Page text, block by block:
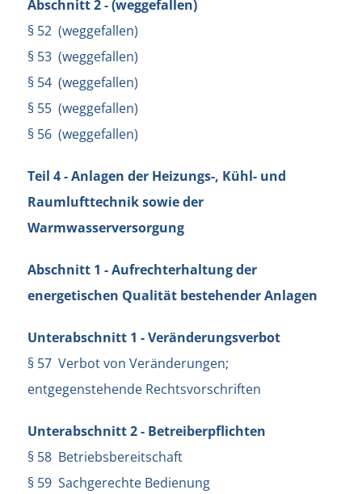
Abschnitt 2 - (weggefallen)
§ 52 (weggefallen)
§ 53 (weggefallen)
§ 54 (weggefallen)
§ 55 (weggefallen)
§ 56 (weggefallen)
Teil 4 - Anlagen der Heizungs-, Kühl- und
Raumlufttechnik sowie der
Warmwasserversorgung
Abschnitt 1 - Aufrechterhaltung der
energetischen Qualität bestehender Anlagen
Unterabschnitt 1 - Veränderungsverbot
§ 57 Verbot von Veränderungen;
entgegenstehende Rechtsvorschriften
Unterabschnitt 2 - Betreiberpflichten
§ 58 Betriebsbereitschaft
§ 59 Sachgerechte Bedienung